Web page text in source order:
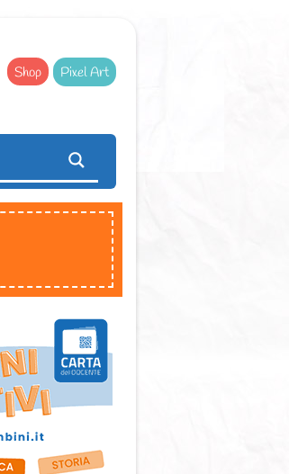
Shop Pixel Art